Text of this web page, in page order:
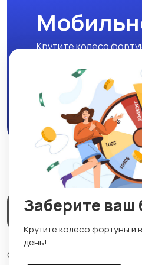
Крутите колесо
Скачать APK
Магазины Блог О нас
© 2026 Lavizon
Заберите ваш
Крутите колесо фортуны и
день!